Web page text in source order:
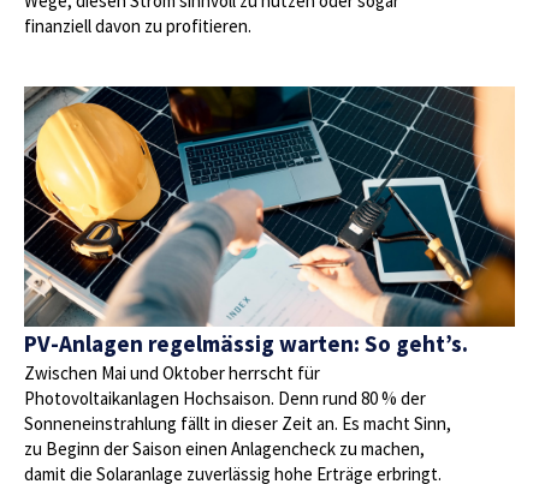
finanziell davon zu profitieren.
PV-Anlagen regelmässig warten: So geht’s.
Zwischen Mai und Oktober herrscht für
Photovoltaikanlagen Hochsaison. Denn rund 80 % der
Sonneneinstrahlung fällt in dieser Zeit an. Es macht Sinn,
zu Beginn der Saison einen Anlagencheck zu machen,
damit die Solaranlage zuverlässig hohe Erträge erbringt.